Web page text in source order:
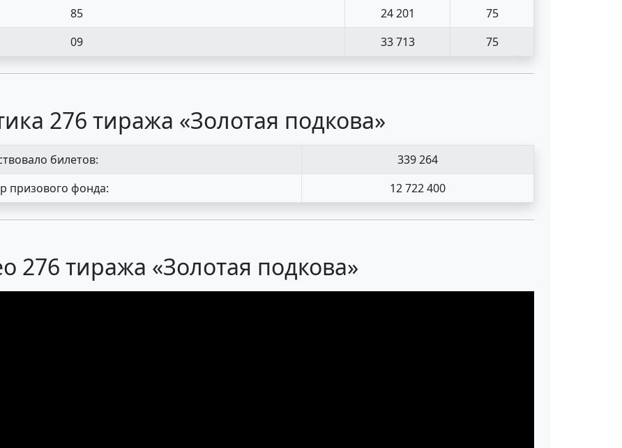
85 24 201
75
09 33 713 75
276 тиража «Золотая подкова»
билетов:
339 264
призового фонда:
12 722 400
276 тиража «Золотая подкова»